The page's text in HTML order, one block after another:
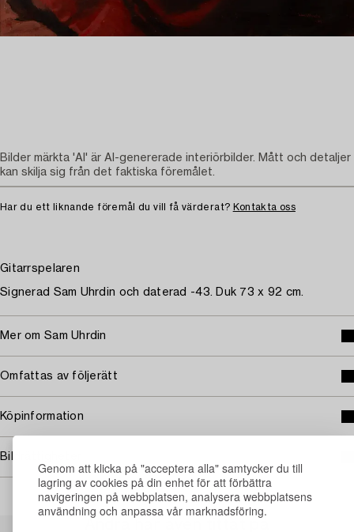
Genom att klicka på "acceptera alla" samtycker du till
lagring av cookies på din enhet för att förbättra
navigeringen på webbplatsen, analysera webbplatsens
användning och anpassa vår marknadsföring.
Har du ett liknande föremål du vill få värderat? Kontakta oss
Gitarrspelaren
Signerad Sam Uhrdin och daterad -43. Duk 73 x 92 cm.
Mer om Sam Uhrdin
Omfattas av följerätt
Köpinformation
Bildrättigheter
Bilder märkta 'AI' är AI-genererade interiörbilder. Mått och detaljer
kan skilja sig från det faktiska föremålet.